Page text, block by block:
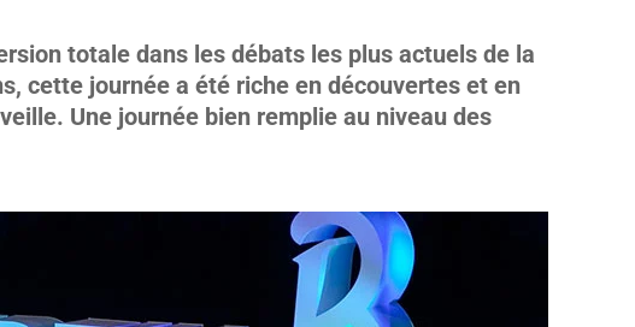
totale dans les débats les plus actuels de la
cette journée a été riche en découvertes et en
Une journée bien remplie au niveau des